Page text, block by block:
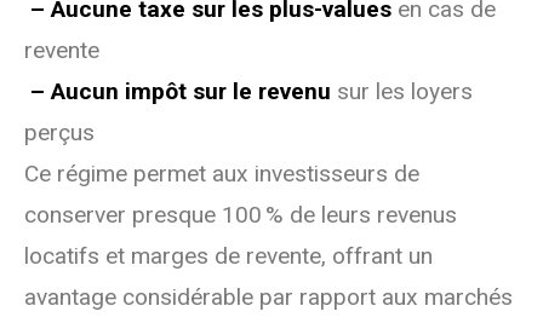
– Aucune taxe sur les plus-values en cas de
revente
– Aucun impôt sur le revenu sur les loyers
perçus
Ce régime permet aux investisseurs de
conserver presque 100 % de leurs revenus
locatifs et marges de revente, offrant un
avantage considérable par rapport aux marchés